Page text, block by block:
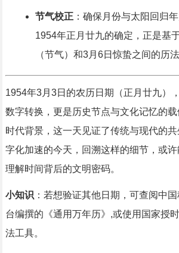
节气校正：确保月份与太阳回归年
1954年正月廿九的确定，正是基
（节气）和3月6日惊蛰之间的历法
1954年3月3日的农历日期（正月廿九）
数字转换，更是历史节点与文化记忆的载
时代背景，这一天见证了传统与现代的
字化加速的今天，回溯这样的细节，或
理解时间背后的文明密码。
小知识：若想验证其他日期，可查阅中
台编撰的《通用万年历》,或使用国家授
法工具。